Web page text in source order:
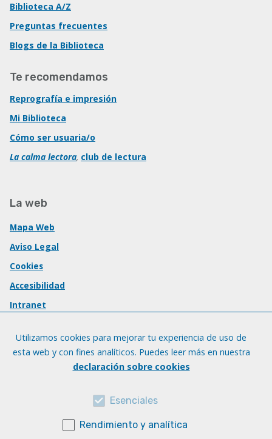
Biblioteca A/Z
Preguntas frecuentes
Blogs de la Biblioteca
Te recomendamos
Reprografía e impresión
Mi Biblioteca
Cómo ser usuaria/o
La calma lectora, club de lectura
La web
Mapa Web
Aviso Legal
Cookies
Accesibilidad
Intranet
Utilizamos cookies para mejorar tu experiencia de uso de
esta web y con fines analíticos. Puedes leer más en nuestra
declaración sobre cookies
Esenciales
Rendimiento y analítica